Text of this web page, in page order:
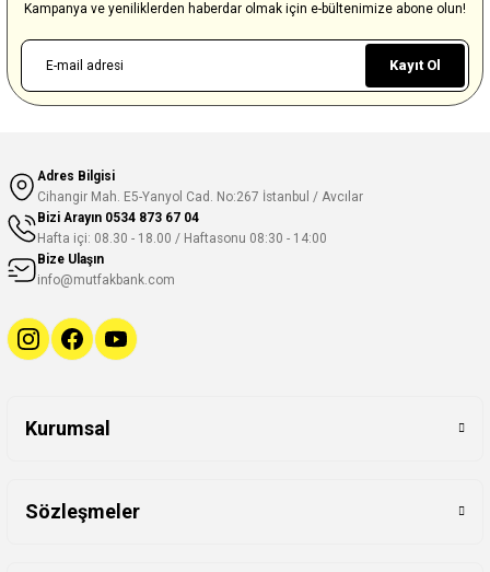
Kampanya ve yeniliklerden haberdar olmak için e-bültenimize abone olun!
Kayıt Ol
Adres Bilgisi
Cihangir Mah. E5-Yanyol Cad. No:267 İstanbul / Avcılar
Bizi Arayın 0534 873 67 04
Hafta içi: 08.30 - 18.00 / Haftasonu 08:30 - 14:00
Bize Ulaşın
info@mutfakbank.com
Kurumsal
Sözleşmeler